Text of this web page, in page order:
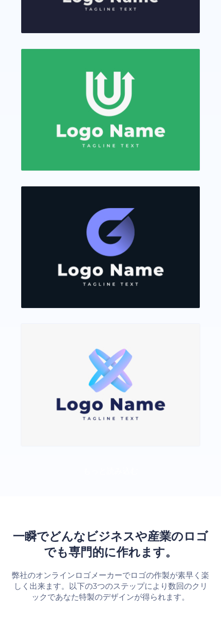
一瞬でどんなビジネスや産業のロゴ
でも専門的に作れます。
弊社のオンラインロゴメーカーでロゴの作製が素早く楽
しく出来ます。以下の3つのステップにより数回のクリ
ックであなた特製のデザインが得られます。